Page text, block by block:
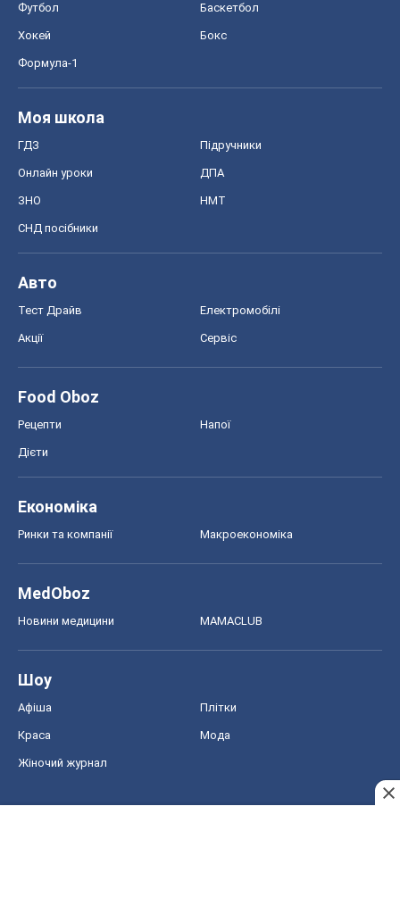
Футбол Баскетбол
Хокей Бокс
Формула-1
Моя школа
ГДЗ Підручники
Онлайн уроки ДПА
ЗНО НМТ
СНД посібники
Авто
Тест Драйв Електромобілі
Акції Сервіс
Food Oboz
Рецепти Напої
Дієти
Економіка
Ринки та компанії Макроекономіка
MedOboz
Новини медицини MAMACLUB
Шоу
Афіша Плітки
Краса Мода
Жіночий журнал